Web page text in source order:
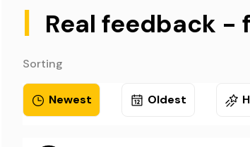
| Real feedback -
Sorting
Newest Oldest